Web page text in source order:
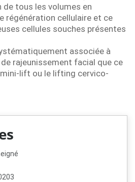
tous les volumes en
régénération cellulaire et ce
cellules souches présentes
associée à
rajeunissement facial que ce
lift ou le lifting cervico-